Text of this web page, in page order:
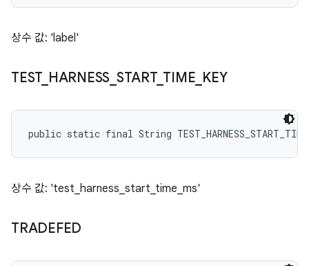
상수 값: 'label'
TEST_ HARNESS START_ TIME KEY
public static final String
상수 값: 'test_harness_start_time_ms'
TRADEFED